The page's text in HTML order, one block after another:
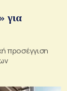
για
προσέγγιση